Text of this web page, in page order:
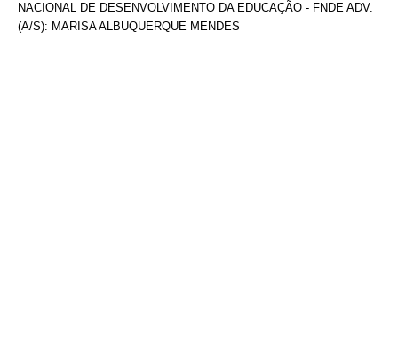
NACIONAL DE DESENVOLVIMENTO DA EDUCAÇÃO - FNDE ADV.
(A/S): MARISA ALBUQUERQUE MENDES